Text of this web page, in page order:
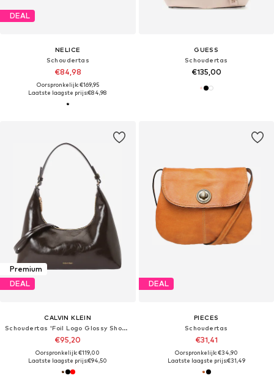
DEAL
NELICE
Schoudertas
€84,98
Oorspronkelijk: €169,95
Laatste laagste prijs:€84,98
GUESS
Schoudertas
€135,00
Premium
DEAL
CALVIN KLEIN
Schoudertas 'Foil Logo Glossy Shoulder'
€95,20
Oorspronkelijk: €119,00
Laatste laagste prijs:€94,50
DEAL
PIECES
Schoudertas
€31,41
Oorspronkelijk: €34,90
Laatste laagste prijs:€31,49